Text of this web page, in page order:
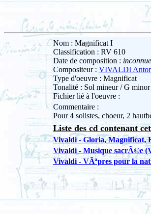
Nom : Magnificat I
Classification : RV 610
Date de composition : inconnue
Compositeur : VIVALDI
Type d'oeuvre : Magnificat
Tonalité : Sol mineur / G
Fichier lié à l'oeuvre :
Commentaire :
Pour 4 solistes, choeur, 2
Liste des cd contenant
Vivaldi - Gloria, Magnificat,
Vivaldi - Musique sacrÃ©e
Vivaldi - VÃªpres pour la